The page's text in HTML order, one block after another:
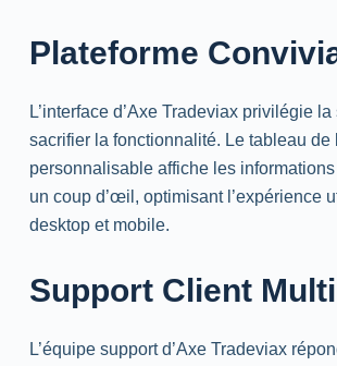
Plateforme
L’interface d’Axe Tradeviax privilégie
sacrifier la fonctionnalité. Le tableau de
personnalisable affiche les
un coup d’œil, optimisant l’expérience
desktopet mobile.
Support Client
L’équipe support d’Axe Tradeviax